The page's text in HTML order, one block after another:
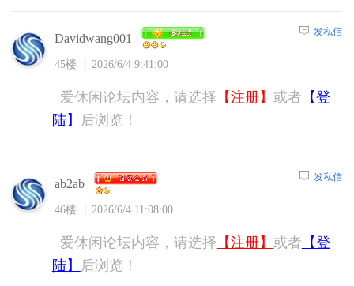
Davidwang001
45楼 2026/6/4 9:41:00
发私信
爱休闲论坛内容，请选择 【注册】 或者 【登
陆】
后浏览！
ab2ab
46楼 2026/6/4 11:08:00
发私信
爱休闲论坛内容，请选择 【注册】 或者 【登
陆】
后浏览！